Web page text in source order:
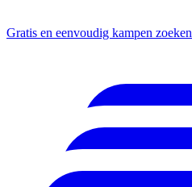
Gratis en eenvoudig kampen zoeken